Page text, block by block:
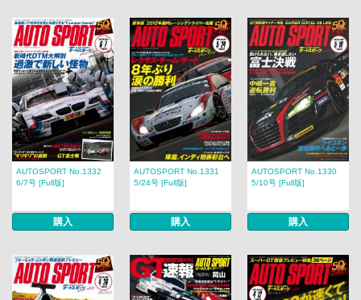
AUTOSPORT No.1332
6/7号 [Full版]
購入
AUTOSPORT No.1331
5/24号 [Full版]
購入
AUTOSPORT No.1330
5/10号 [Full版]
購入